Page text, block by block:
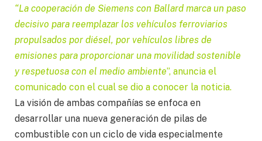
“La cooperación de Siemens con Ballard marca un paso
decisivo para reemplazar los vehículos ferroviarios
propulsados por diésel, por vehículos libres de
emisiones para proporcionar una movilidad sostenible
y respetuosa con el medio ambiente”, anuncia el
comunicado con el cual se dio a conocer la noticia.
La visión de ambas compañías se enfoca en
desarrollar una nueva generación de pilas de
combustible con un ciclo de vida especialmente